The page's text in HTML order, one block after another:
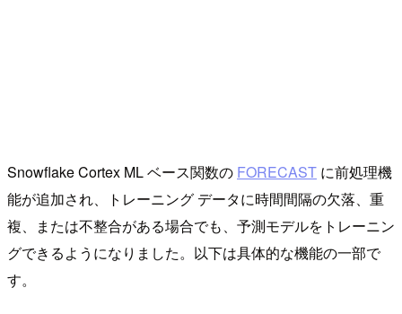
Snowflake Cortex ML ベース関数の FORECAST に前処理機
能が追加され、トレーニング データに時間間隔の欠落、重
複、または不整合がある場合でも、予測モデルをトレーニン
グできるようになりました。以下は具体的な機能の一部で
す。